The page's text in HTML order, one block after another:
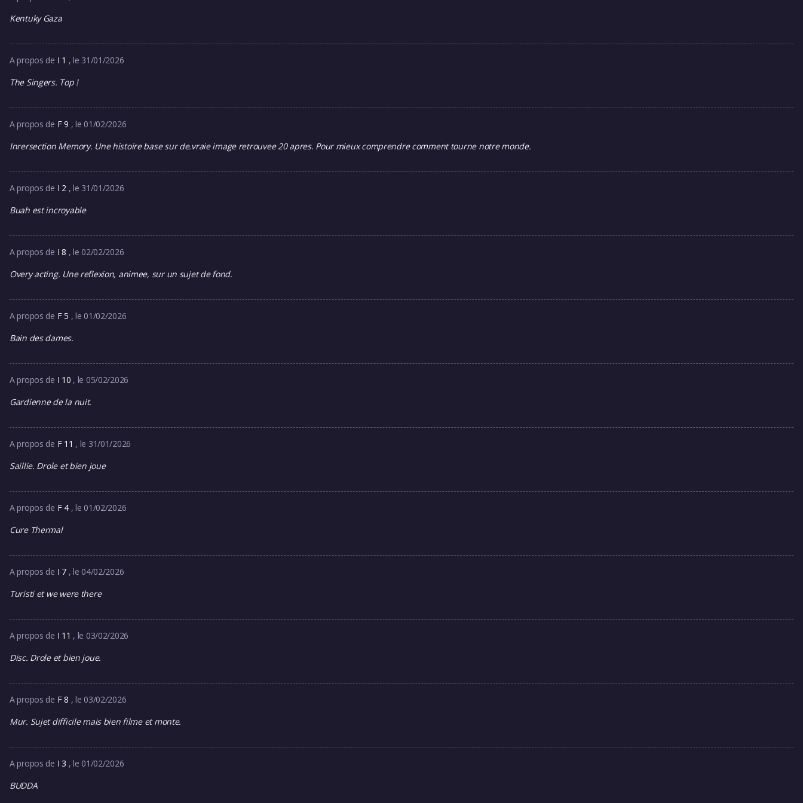
Kentuky Gaza
A propos de I 1 , le 31/01/2026
The Singers. Top !
A propos de F 9 , le 01/02/2026
Inrersection Memory. Une histoire base sur de.vraie image retrouvee 20 apres. Pour mieux comprendre comment tourne notre monde.
A propos de I 2 , le 31/01/2026
Buah est incroyable
A propos de I 8 , le 02/02/2026
Overy acting. Une reflexion, animee, sur un sujet de fond.
A propos de F 5 , le 01/02/2026
Bain des dames.
A propos de I 10 , le 05/02/2026
Gardienne de la nuit.
A propos de F 11 , le 31/01/2026
Saillie. Drole et bien joue
A propos de F 4 , le 01/02/2026
Cure Thermal
A propos de I 7 , le 04/02/2026
Turisti et we were there
A propos de I 11 , le 03/02/2026
Disc. Drole et bien joue.
A propos de F 8 , le 03/02/2026
Mur. Sujet difficile mais bien filme et monte.
A propos de I 3 , le 01/02/2026
BUDDA